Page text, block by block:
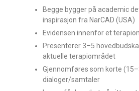
Begge bygger på academic
inspirasjon fra NarCAD (USA)
Evidensen innenfor et
Presenterer 3–5
aktuelle terapiområdet
Gjennomføres som korte
dialoger/samtaler